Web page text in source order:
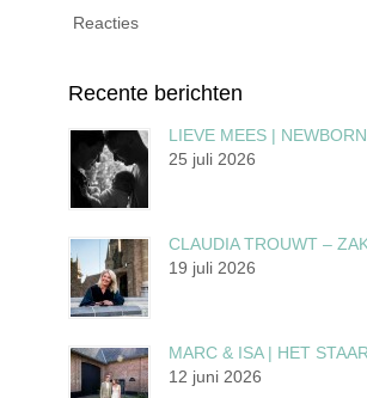
Reacties
Recente berichten
LIEVE MEES |
25 juli 2026
CLAUDIA TROUWT –
19 juli 2026
MARC & ISA | HET
12 juni 2026